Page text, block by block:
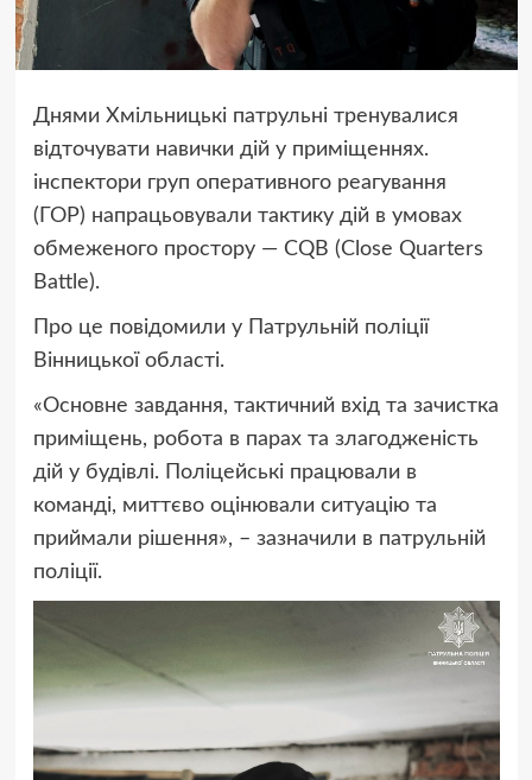
Днями Хмільницькі патрульні тренувалися
відточувати навички дій у приміщеннях.
інспектори груп оперативного реагування
(ГОР) напрацьовували тактику дій в умовах
обмеженого простору — CQB (Close Quarters
Battle).
Про це повідомили у Патрульній поліції
Вінницької області.
«Основне завдання, тактичний вхід та зачистка
приміщень, робота в парах та злагодженість
дій у будівлі. Поліцейські працювали в
команді, миттєво оцінювали ситуацію та
приймали рішення», – зазначили в патрульній
поліції.